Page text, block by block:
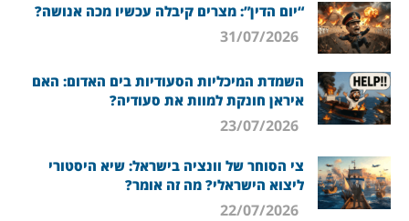
“יום הדין”: מצרים קיבלה עכשיו מכה אנושה?
השמדת המיכליות הסעודיות בים האדום: האם
איראן חונקת למוות את סעודיה?
צי הסוחר של וונציה בישראל: שיא היסטורי
ליצוא הישראלי? מה זה אומר?